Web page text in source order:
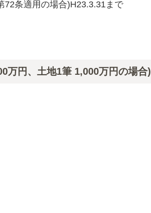
適用の場合)H23.3.31まで
万円、土地1筆 1,000万円の場合)